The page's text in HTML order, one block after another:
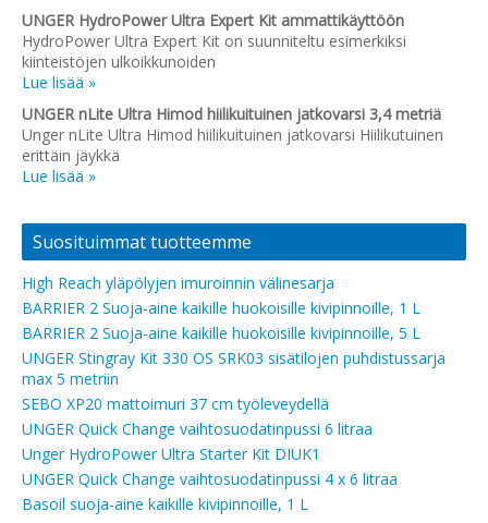
UNGER HydroPower Ultra Expert Kit ammattikäyttöön
HydroPower Ultra Expert Kit on suunniteltu esimerkiksi
kiinteistöjen ulkoikkunoiden
Lue lisää »
UNGER nLite Ultra Himod hiilikuituinen jatkovarsi 3,4 metriä
Unger nLite Ultra Himod hiilikuituinen jatkovarsi Hiilikutuinen
erittäin jäykkä
Lue lisää »
Suosituimmat tuotteemme
High Reach yläpölyjen imuroinnin välinesarja
BARRIER 2 Suoja-aine kaikille huokoisille kivipinnoille, 1 L
BARRIER 2 Suoja-aine kaikille huokoisille kivipinnoille, 5 L
UNGER Stingray Kit 330 OS SRK03 sisätilojen puhdistussarja
max 5 metriin
SEBO XP20 mattoimuri 37 cm työleveydellä
UNGER Quick Change vaihtosuodatinpussi 6 litraa
Unger HydroPower Ultra Starter Kit DIUK1
UNGER Quick Change vaihtosuodatinpussi 4 x 6 litraa
Basoil suoja-aine kaikille kivipinnoille, 1 L